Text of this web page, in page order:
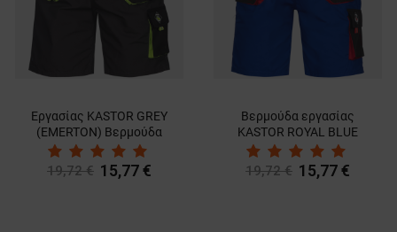
Εργασίας KASTOR GREY
(EMERTON) Bερμούδα
19,72 € 15,77 €
Bερμούδα εργασίας
KASTOR ROYAL BLUE
19,72 € 15,77 €